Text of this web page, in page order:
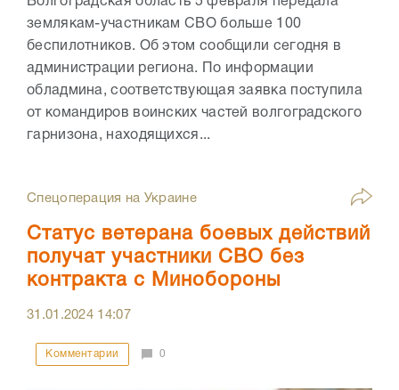
землякам-участникам СВО больше 100
беспилотников. Об этом сообщили сегодня в
администрации региона. По информации
обладмина, соответствующая заявка поступила
от командиров воинских частей волгоградского
гарнизона, находящихся...
Спецоперация на Украине
Статус ветерана боевых действий
получат участники СВО без
контракта с Минобороны
31.01.2024 14:07
Комментарии 0